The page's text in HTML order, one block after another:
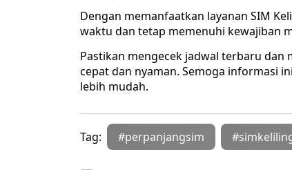
Dengan memanfaatkan layanan SIM
waktu dan tetap memenuhi kewajiban
Pastikan mengecek jadwal terbaru dan
cepat dan nyaman. Semoga informasi
lebih mudah.
Tag: #perpanjangsim